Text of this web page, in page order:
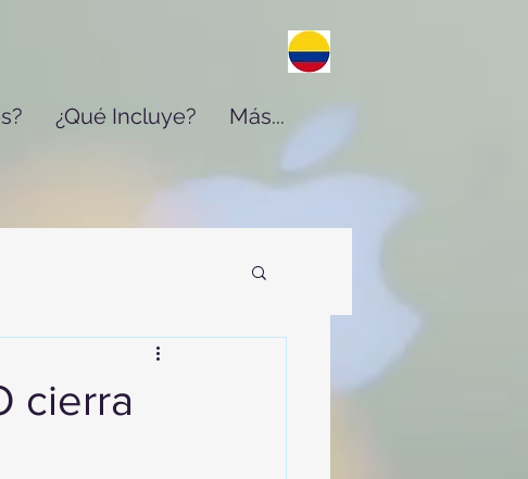
¿Qué Incluye? Más...
cierra